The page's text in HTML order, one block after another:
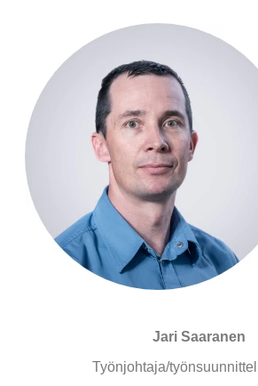
Jari Saaranen
Työnjohtaja/